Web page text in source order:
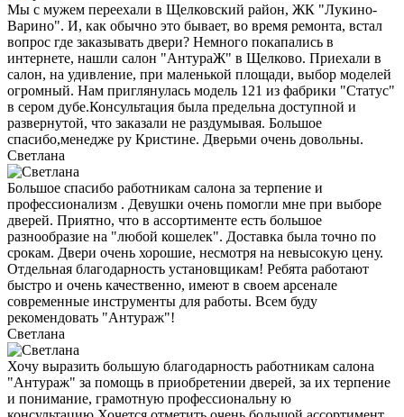
Мы с мужем переехали в Щелковский район, ЖК "Лукино-
Варино". И, как обычно это бывает, во время ремонта, встал
вопрос где заказывать двери? Немного покапались в
интернете, нашли салон "АнтураЖ" в Щелково. Приехали в
салон, на удивление, при маленькой площади, выбор моделей
огромный. Нам приглянулась модель 121 из фабрики "Статус"
в сером дубе.Консультация была предельна доступной и
развернутой, что заказали не раздумывая. Большое
спасибо,менедже ру Кристине. Дверьми очень довольны.
Светлана
Большое спасибо работникам салона за терпение и
профессионализм . Девушки очень помогли мне при выборе
дверей. Приятно, что в ассортименте есть большое
разнообразие на "любой кошелек". Доставка была точно по
срокам. Двери очень хорошие, несмотря на невысокую цену.
Отдельная благодарность установщикам! Ребята работают
быстро и очень качественно, имеют в своем арсенале
современные инструменты для работы. Всем буду
рекомендовать "Антураж"!
Светлана
Хочу выразить большую благодарность работникам салона
"Антураж" за помощь в приобретении дверей, за их терпение
и понимание, грамотную профессиональну ю